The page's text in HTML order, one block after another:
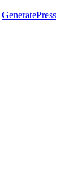
GeneratePress